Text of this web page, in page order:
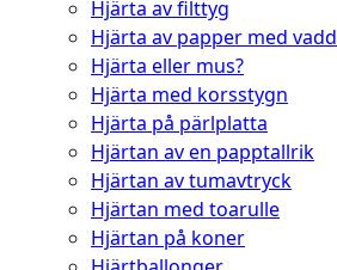
Hjärta av filttyg
Hjärta av papper med vadd
Hjärta eller mus?
Hjärta med korsstygn
Hjärta på pärlplatta
Hjärtan av en papptallrik
Hjärtan av tumavtryck
Hjärtan med toarulle
Hjärtan på koner